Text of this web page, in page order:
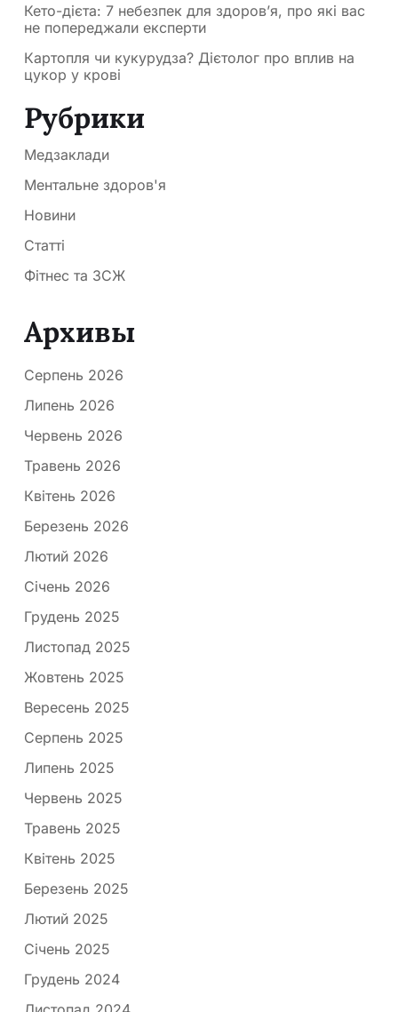
Кето-дієта: 7 небезпек для здоров’я, про які вас
не попереджали експерти
Картопля чи кукурудза? Дієтолог про вплив на
цукор у крові
Рубрики
Медзаклади
Ментальне здоров'я
Новини
Статті
Фітнес та ЗСЖ
Архивы
Серпень 2026
Липень 2026
Червень 2026
Травень 2026
Квітень 2026
Березень 2026
Лютий 2026
Січень 2026
Грудень 2025
Листопад 2025
Жовтень 2025
Вересень 2025
Серпень 2025
Липень 2025
Червень 2025
Травень 2025
Квітень 2025
Березень 2025
Лютий 2025
Січень 2025
Грудень 2024